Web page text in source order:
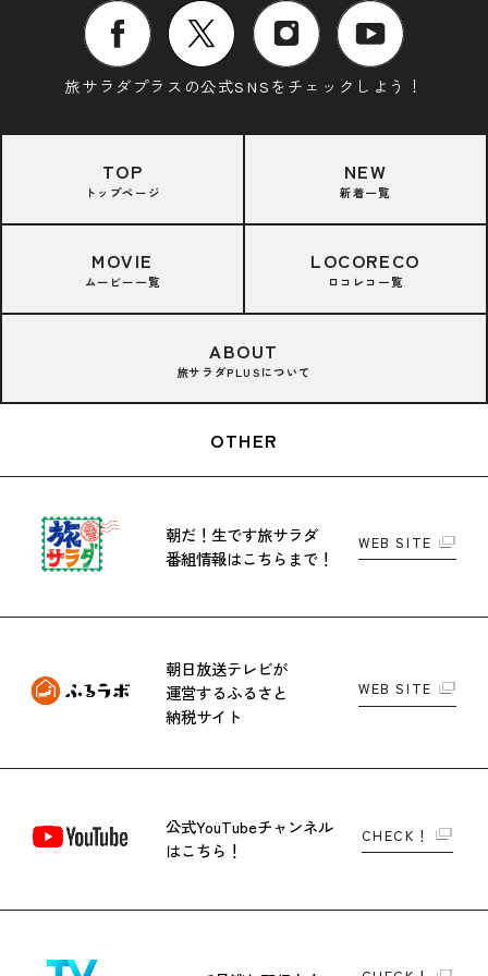
旅サラダプラスの公式SNSをチェックしよう！
TOP
トップページ
NEW
新着一覧
MOVIE
ムービー一覧
LOCORECO
ロコレコ一覧
ABOUT
旅サラダPLUSについて
OTHER
朝だ！生です旅サラダ
番組情報はこちらまで！
WEB SITE
朝日放送テレビが
運営するふるさと
納税サイト
WEB SITE
公式YouTubeチャンネル
はこちら！
CHECK！